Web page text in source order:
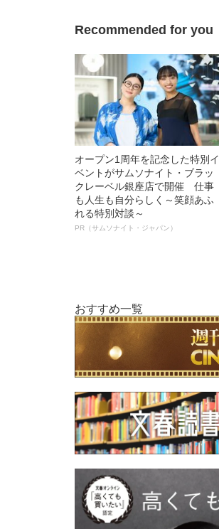
Recommended for you
オープン1周年を記念した特別イ
ベントがサムソナイト・ブラッ
クレーベル銀座店で開催 仕事
も人生も自分らしく～笑顔あふ
れる特別対談～
PR（サムソナイト・ジャパン）
おすすめ一覧